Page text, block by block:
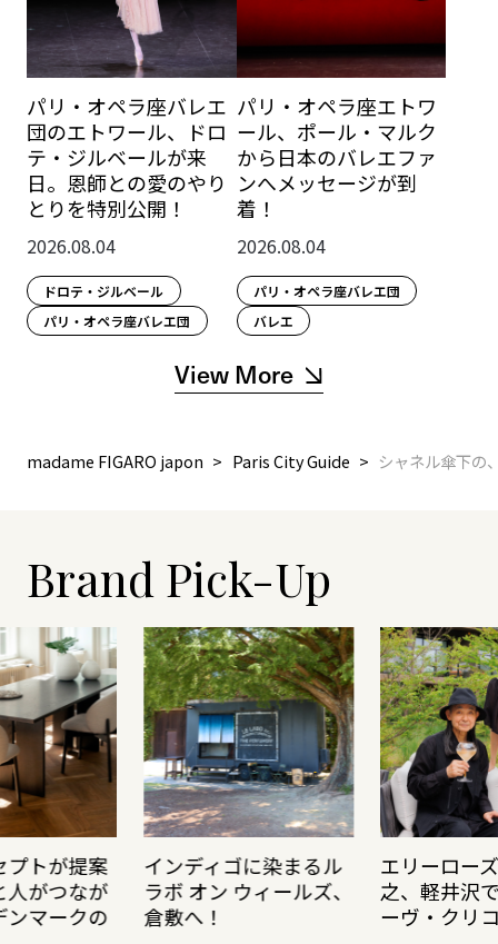
パリ・オペラ座バレエ
団のエトワール、ドロ
テ・ジルベールが来
日。恩師との愛のやり
とりを特別公開！
2026.08.04
ドロテ・ジルベール
パリ・オペラ座バレエ団
パリ・オペラ座エトワ
ール、ポール・マルク
から日本のバレエファ
ンへメッセージが到
着！
2026.08.04
パリ・オペラ座バレエ団
バレエ
View More
madame FIGARO japon Paris City Guide シャネル傘下の
Brand Pick-Up
プトが提案
人がつなが
ンマークの
インディゴに染まるル
ラボ オン ウィールズ、
倉敷へ！
エリーロー
之、軽井沢
ーヴ・クリ